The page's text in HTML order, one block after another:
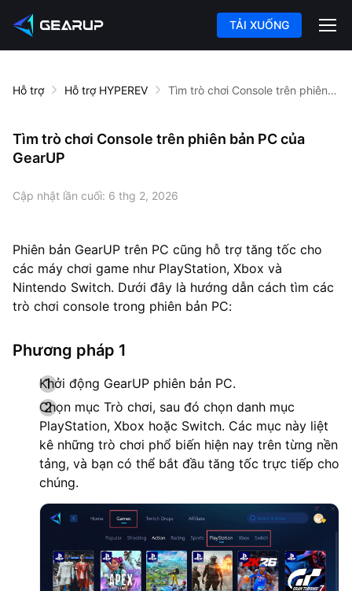
TẢI XUỐNG
Hỗ trợ Hỗ trợ HYPEREV Tìm trò chơi Console trên phiên bản PC của GearUP
Tìm trò chơi Console trên phiên bản PC của
GearUP
Cập nhật lần cuối: 6 thg 2, 2026
Phiên bản GearUP trên PC cũng hỗ trợ tăng tốc cho
các máy chơi game như PlayStation, Xbox và
Nintendo Switch. Dưới đây là hướng dẫn cách tìm các
trò chơi console trong phiên bản PC:
Phương pháp 1
Khởi động GearUP phiên bản PC.
Chọn mục Trò chơi, sau đó chọn danh mục
PlayStation, Xbox hoặc Switch. Các mục này liệt
kê những trò chơi phổ biến hiện nay trên từng nền
tảng, và bạn có thể bắt đầu tăng tốc trực tiếp cho
chúng.